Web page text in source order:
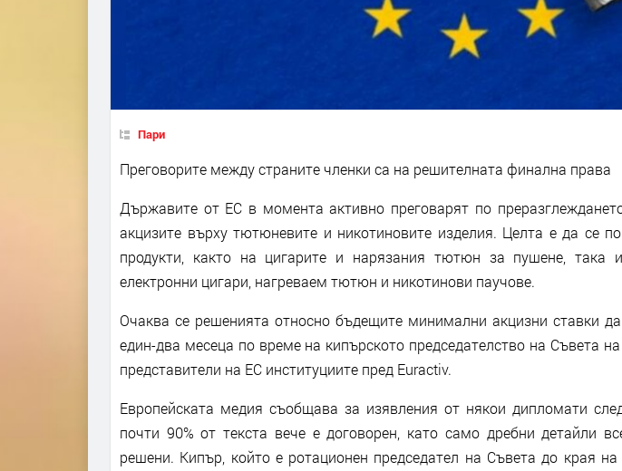
Пари
Преговорите между страните членки са на решителната финална права
Държавите от ЕС в момента активно преговарят по
акцизите върху тютюневите и никотиновите изделия. Целта е да се
продукти, както на цигарите и нарязания тютюн за пушене, така
електронни цигари, нагреваем тютюн и никотинови паучове.
Очаква се решенията относно бъдещите минимални акцизни ставки
един-два месеца по време на кипърското председателство на Съвета
представители на ЕС институциите пред Euractiv.
Европейската медия съобщава за изявления от някои дипломати
почти 90% от текста вече е договорен, като само дребни детайли
решени. Кипър, който е ротационен председател на Съвета до края